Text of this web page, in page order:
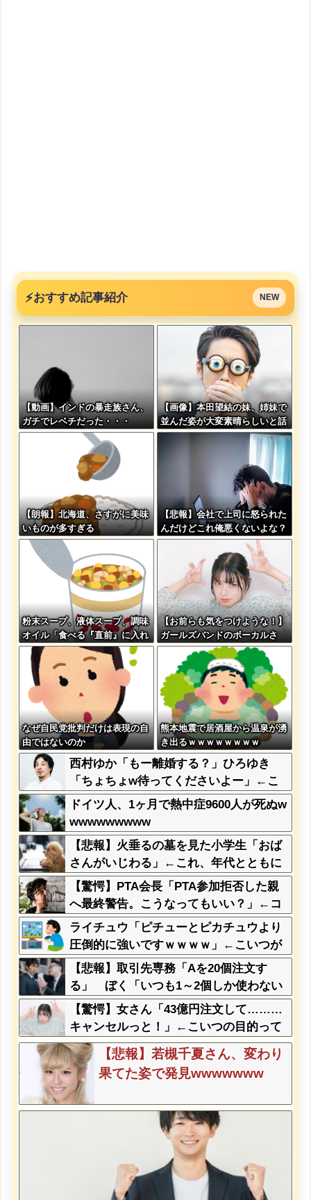
⚡おすすめ記事紹介 NEW
【動画】インドの暴走族さん、
ガチでレベチだった・・・
【画像】本田望結の妹、姉妹で
並んだ姿が大変素晴らしいと話
題にw w w w w w w
【朗報】北海道、さすがに美味
いものが多すぎる
【悲報】会社で上司に怒られた
んだけどこれ俺悪くないよな？
粉末スープ、液体スープ、調味
オイル「食べる『直前』に入れ
てください！！」
【お前らも気をつけような！】
ガールズバンドのボーカルさ
ん、客席ダイブした結果『こ
う』なってしまいお気持ち表明
してしまう…
なぜ自民党批判だけは表現の自
由ではないのか
熊本地震で居酒屋から温泉が湧
き出るｗｗｗｗｗｗｗｗ
西村ゆか「もー離婚する？」ひろゆき
「ちょちょw待ってくださいよー」←こ
れさぁ
ドイツ人、1ヶ月で熱中症9600人が死ぬw
wwwwwwwww
【悲報】火垂るの墓を見た小学生「おば
さんがいじわる」←これ、年代とともに
変わっていくよな…
【驚愕】PTA会長「PTA参加拒否した親
へ最終警告。こうなってもいい？」←コ
レはどっちが悪いのか？大論争が巻き起
こってしまう…
ライチュウ「ピチューとピカチュウより
圧倒的に強いですｗｗｗｗ」←こいつが
不人気な理由
【悲報】取引先専務「Aを20個注文す
る」 ぼく「いつも1～2個しか使わない
けど本当に20であってる？」 取専「あ
ってる」→結果『こう』なったんだがコ
レワイが悪いんか？？？？？？？？
【驚愕】女さん「43億円注文して………
キャンセルっと！」←こいつの目的って
一体なんなの？？？？？？？
【悲報】若槻千夏さん、変わり
果てた姿で発見wwwwwww